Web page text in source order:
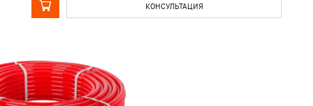
КОНСУЛЬТАЦИЯ